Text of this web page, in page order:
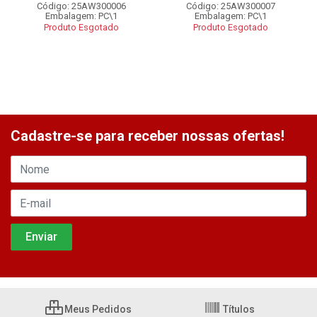
Código: 25AW300006
Embalagem: PC\1
Produto Esgotado
Código: 25AW300007
Embalagem: PC\1
Produto Esgotado
Cadastre-se para receber nossas ofertas!
Meus Pedidos Títulos